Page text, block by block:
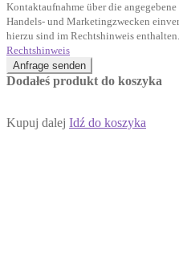
Kontaktaufnahme über die
Handels- und Marketingzwecken
hierzu sind im Rechtshinweis enthalten.
Rechtshinweis
Anfrage senden
Dodałeś produkt do koszyka
Kupuj dalej Idź do koszyka